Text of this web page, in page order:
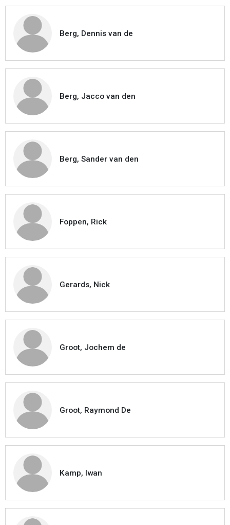
Berg, Dennis van de
Berg, Jacco van den
Berg, Sander van den
Foppen, Rick
Gerards, Nick
Groot, Jochem de
Groot, Raymond De
Kamp, Iwan